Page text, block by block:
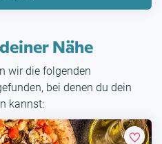
Nähe
wir die folgenden
bei denen du dein
kannst: